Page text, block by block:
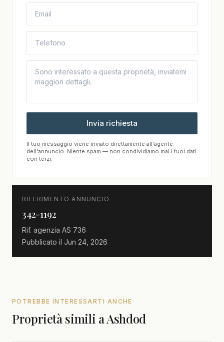
Invia richiesta
Il tuo messaggio viene inviato direttamente all'agente
dell'annuncio. Niente spam — non condividiamo mai i tuoi dati
con terzi.
RIFERIMENTO ANNUNCIO
342-1192
Rif. agenzia AS 736
Pubblicato il Jun 24, 2026
POTREBBE INTERESSARTI ANCHE
Proprietà simili a Ashdod